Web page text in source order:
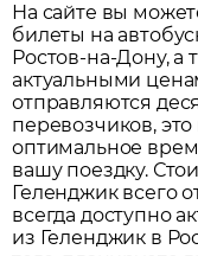
На сайте вы
билеты на
Ростов-на-Дону, а
актуальными
отправляются
перевозчиков,
оптимальное
вашу поездку.
Геленджик всего
всегда доступно
из Геленджик в